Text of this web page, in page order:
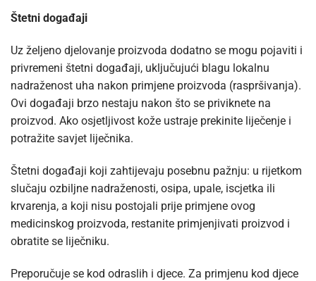
Štetni događaji
Uz željeno djelovanje proizvoda dodatno se mogu pojaviti i
privremeni štetni događaji, uključujući blagu lokalnu
nadraženost uha nakon primjene proizvoda (raspršivanja).
Ovi događaji brzo nestaju nakon što se priviknete na
proizvod. Ako osjetljivost kože ustraje prekinite liječenje i
potražite savjet liječnika.
Štetni događaji koji zahtijevaju posebnu pažnju: u rijetkom
slučaju ozbiljne nadraženosti, osipa, upale, iscjetka ili
krvarenja, a koji nisu postojali prije primjene ovog
medicinskog proizvoda, restanite primjenjivati proizvod i
obratite se liječniku.
Preporučuje se kod odraslih i djece. Za primjenu kod djece